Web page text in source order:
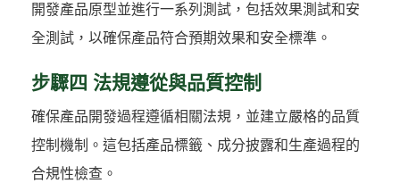
開發產品原型並進行一系列測試，包括效果測試和安
全測試，以確保產品符合預期效果和安全標準。
步驟四 法規遵從與品質控制
確保產品開發過程遵循相關法規，並建立嚴格的品質
控制機制。這包括產品標籤、成分披露和生產過程的
合規性檢查。